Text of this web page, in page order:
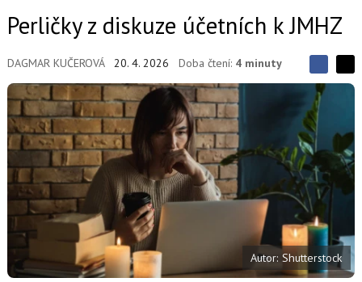
Perličky z diskuze účetních k JMHZ
DAGMAR KUČEROVÁ 20. 4. 2026 Doba čtení: 4 minuty
S
d
í
l
e
t
S
í
l
t
n
a
F
c
e
b
o
o
j
t
e
n
i
X
Autor: Shutterstock